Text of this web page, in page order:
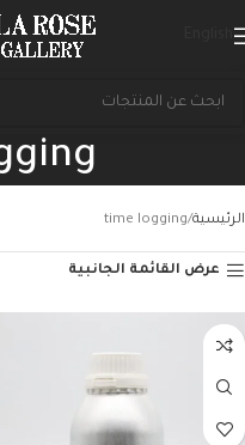
الرئيسية time logging
عرض القائمة الجانبية